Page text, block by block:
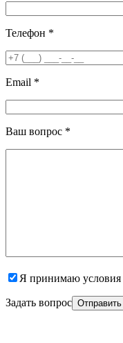
Телефон *
Email *
Ваш вопрос *
Я принимаю условия
Задать вопрос